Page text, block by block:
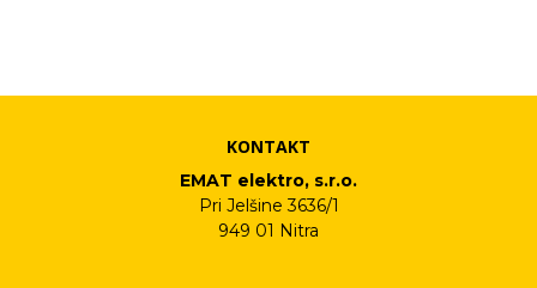
KONTAKT
EMAT elektro, s.r.o.
Pri Jelšine 3636/1
949 01 Nitra